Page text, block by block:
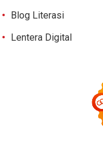
Blog Literasi
Lentera Digital